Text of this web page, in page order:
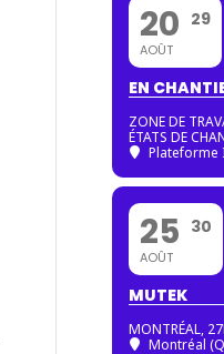
20
AOÛT
29
EN
ZONE DE
ÉTATS DE
Plateforme
25
AOÛT
30
MUTEK
MONTRÉAL,
Montréal